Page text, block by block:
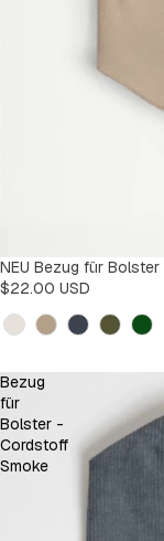
NEU Bezug für
$22.00 USD
Kleur
Bezug
für
Bolster -
Cordstoff
Smoke